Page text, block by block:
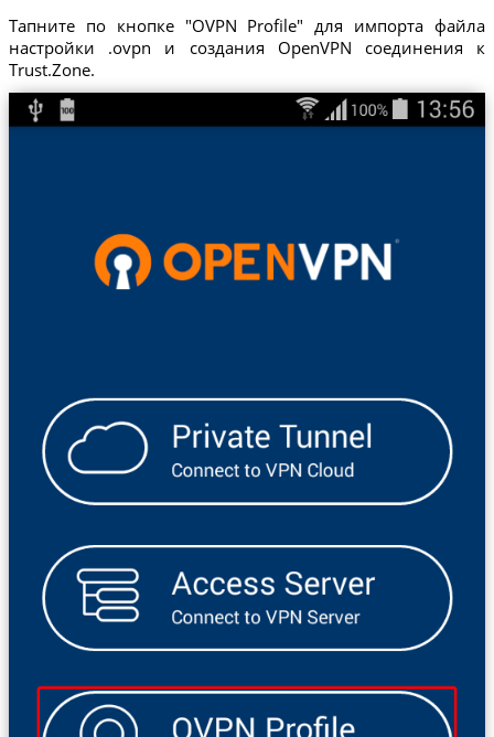
Тапните по кнопке "OVPN Profile" для импорта файла
настройки .ovpn и создания OpenVPN соединения к
Trust.Zone.